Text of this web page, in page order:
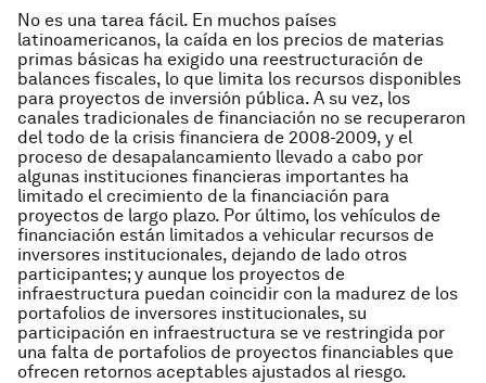
No es una tarea fácil. En muchos países
latinoamericanos, la caída en los precios de materias
primas básicas ha exigido una reestructuración de
balances fiscales, lo que limita los recursos disponibles
para proyectos de inversión pública. A su vez, los
canales tradicionales de financiación no se recuperaron
del todo de la crisis financiera de 2008-2009, y el
proceso de desapalancamiento llevado a cabo por
algunas instituciones financieras importantes ha
limitado el crecimiento de la financiación para
proyectos de largo plazo. Por último, los vehículos de
financiación están limitados a vehicular recursos de
inversores institucionales, dejando de lado otros
participantes; y aunque los proyectos de
infraestructura puedan coincidir con la madurez de los
portafolios de inversores institucionales, su
participación en infraestructura se ve restringida por
una falta de portafolios de proyectos financiables que
ofrecen retornos aceptables ajustados al riesgo.